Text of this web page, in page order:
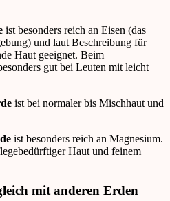
ist besonders reich an Eisen (das
und laut Beschreibung für
Haut geeignet. Beim
gut bei Leuten mit leicht
ist bei normaler bis Mischhaut und
ist besonders reich an Magnesium.
Haut und feinem
mit anderen Erden